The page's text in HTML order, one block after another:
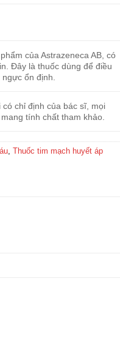
của Astrazeneca AB, có
Đây là thuốc dùng để điều
ổn định.
chỉ định của bác sĩ, mọi
tính chất tham khảo.
, Thuốc tim mạch huyết áp